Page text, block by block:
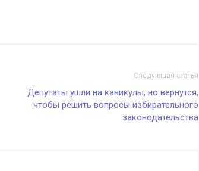
Следующая статья
Депутаты ушли на каникулы, но вернутся,
чтобы решить вопросы избирательного
законодательства